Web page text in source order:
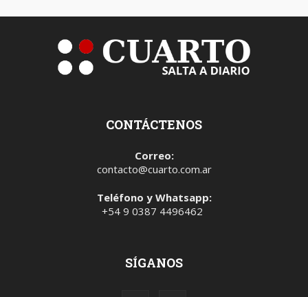
CONTÁCTENOS
Correo:
contacto@cuarto.com.ar
Teléfono y Whatsapp:
+54 9 0387 4496462
SÍGANOS